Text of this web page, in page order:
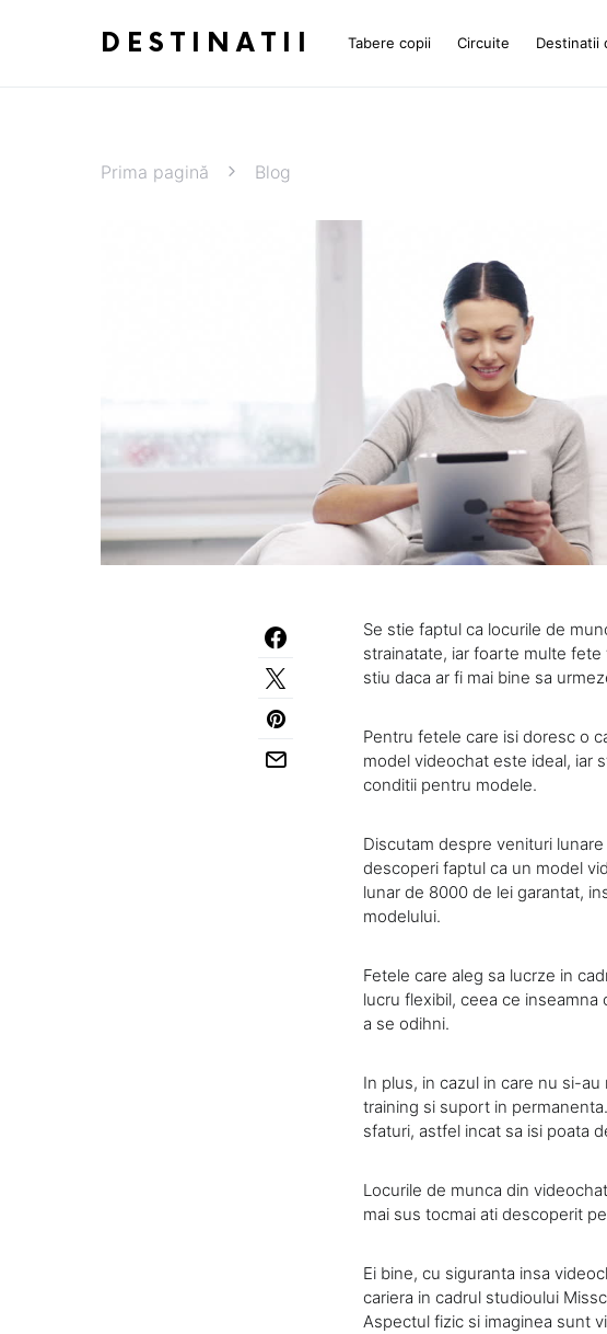
DESTINATII Tabere copii Circuite Destinatii
Prima pagină Blog
Se stie faptul ca locurile de
strainatate, iar foarte multe
stiu daca ar fi mai bine sa
Pentru fetele care isi doresc o
model videochat este ideal, iar
conditii pentru modele.
Discutam despre venituri
descoperi faptul ca un model
lunar de 8000 de lei garantat,
modelului.
Fetele care aleg sa lucrze in
lucru flexibil, ceea ce
a se odihni.
In plus, in cazul in care nu si-
training si suport in
sfaturi, astfel incat sa isi poata
Locurile de munca din
mai sus tocmai ati descoperit
Ei bine, cu siguranta insa
cariera in cadrul studioului
Aspectul fizic si imaginea sunt